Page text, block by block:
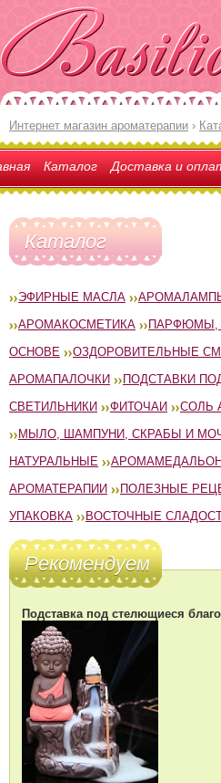
Интернет магазин ароматерапии ›
Каталог Доставка и
Каталог
ЭФИРНЫЕ МАСЛА
АРОМАКОСМЕТИКА
ПАРФЮМЫ,
ОСНОВЕ
ОЗДОРОВИТЕЛЬНЫЕ
АРОМАПАЛОЧКИ
ПОДСТАВКИ
СВЕТИЛЬНИКИ
ФИТОЧАИ
СОЛЬ
МЫЛО, ШАМПУНИ, СКРАБЫ И
НАТУРАЛЬНЫЕ
АРОМАТЕРАПИИ
ПОЛЕЗНЫЕ
УПАКОВКА
ВОСТОЧНЫЕ
Рекомендуем
Подставка под стелющиеся